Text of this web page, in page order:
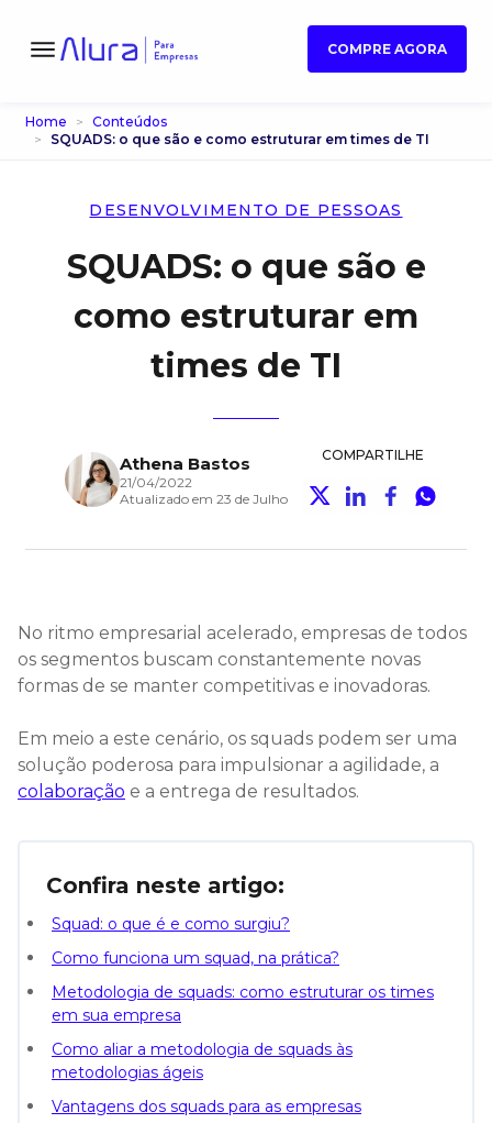
COMPRE AGORA
Home
Conteúdos
SQUADS: o que são e como estruturar em times de TI
DESENVOLVIMENTO DE PESSOAS
SQUADS: o que são e
como estruturar em
times de TI
Athena Bastos
21/04/2022
Atualizado em 23 de Julho
COMPARTILHE
No ritmo empresarial acelerado, empresas de todos
os segmentos buscam constantemente novas
formas de se manter competitivas e inovadoras.
Em meio a este cenário, os squads podem ser uma
solução poderosa para impulsionar a agilidade, a
colaboração e a entrega de resultados.
Confira neste artigo:
Squad: o que é e como surgiu?
Como funciona um squad, na prática?
Metodologia de squads: como estruturar os times
em sua empresa
Como aliar a metodologia de squads às
metodologias ágeis
Vantagens dos squads para as empresas